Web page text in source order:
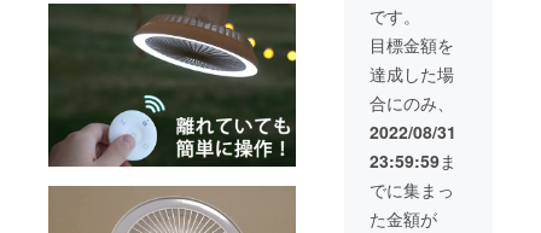
です。
目標金額を
達成した場
合にのみ、
2022/08/31
23:59:59ま
でに集まっ
た金額が